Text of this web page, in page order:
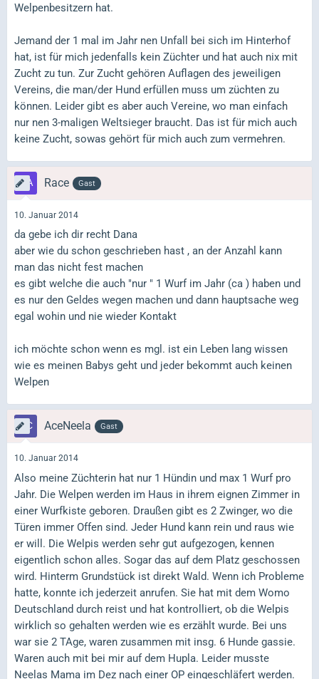
Welpenbesitzern hat.
Jemand der 1 mal im Jahr nen Unfall bei sich im Hinterhof
hat, ist für mich jedenfalls kein Züchter und hat auch nix mit
Zucht zu tun. Zur Zucht gehören Auflagen des jeweiligen
Vereins, die man/der Hund erfüllen muss um züchten zu
können. Leider gibt es aber auch Vereine, wo man einfach
nur nen 3-maligen Weltsieger braucht. Das ist für mich auch
keine Zucht, sowas gehört für mich auch zum vermehren.
Race Gast
10. Januar 2014
da gebe ich dir recht Dana
aber wie du schon geschrieben hast , an der Anzahl kann
man das nicht fest machen
es gibt welche die auch "nur " 1 Wurf im Jahr (ca ) haben und
es nur den Geldes wegen machen und dann hauptsache weg
egal wohin und nie wieder Kontakt
ich möchte schon wenn es mgl. ist ein Leben lang wissen
wie es meinen Babys geht und jeder bekommt auch keinen
Welpen
AceNeela Gast
10. Januar 2014
Also meine Züchterin hat nur 1 Hündin und max 1 Wurf pro
Jahr. Die Welpen werden im Haus in ihrem eignen Zimmer in
einer Wurfkiste geboren. Draußen gibt es 2 Zwinger, wo die
Türen immer Offen sind. Jeder Hund kann rein und raus wie
er will. Die Welpis werden sehr gut aufgezogen, kennen
eigentlich schon alles. Sogar das auf dem Platz geschossen
wird. Hinterm Grundstück ist direkt Wald. Wenn ich Probleme
hatte, konnte ich jederzeit anrufen. Sie hat mit dem Womo
Deutschland durch reist und hat kontrolliert, ob die Welpis
wirklich so gehalten werden wie es erzählt wurde. Bei uns
war sie 2 TAge, waren zusammen mit insg. 6 Hunde gassie.
Waren auch mit bei mir auf dem Hupla. Leider musste
Neelas Mama im Dez nach einer OP eingeschläfert werden.